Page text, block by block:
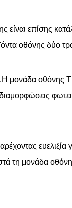
επίσης
οθόνης δύο
μονάδα οθόνης
ευελιξία
τη μονάδα